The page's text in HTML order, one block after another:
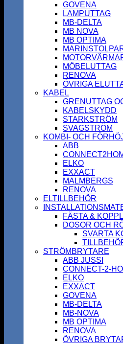
GOVENA
LAMPUTTAG
MB-DELTA
MB NOVA
MB OPTIMA
MÖBELUTTAG
RENOVA
ÖVRIGA
KABEL
GRENUTTAG
KABELSKYDD
STARKSTRÖM
SVAGSTRÖM
KOMBI- OCH
ABB
ELKO
EXXACT
MALMBERGS
RENOVA
ELTILLBEHÖR
FÄSTA &
DOSOR OCH
SVARTA
STRÖMBRYTARE
ABB JUSSI
CONNECT-2-
ELKO
EXXACT
GOVENA
MB-DELTA
MB-NOVA
MB OPTIMA
RENOVA
ÖVRIGA